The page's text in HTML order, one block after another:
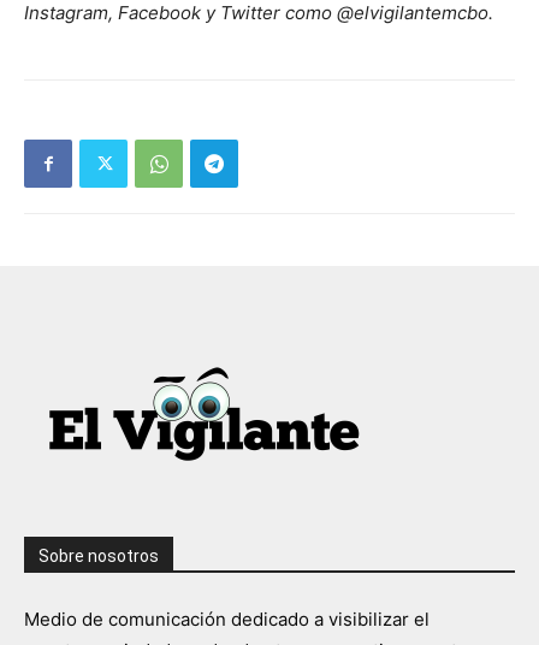
Instagram, Facebook y Twitter como @elvigilantemcbo.
Sobre nosotros
Medio de comunicación dedicado a visibilizar el